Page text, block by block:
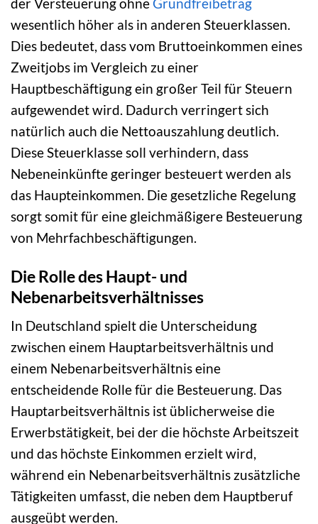
wesentlich höher als in anderen Steuerklassen.
Dies bedeutet, dass vom Bruttoeinkommen eines
Zweitjobs im Vergleich zu einer
Hauptbeschäftigung ein großer Teil für Steuern
aufgewendet wird. Dadurch verringert sich
natürlich auch die Nettoauszahlung deutlich.
Diese Steuerklasse soll verhindern, dass
Nebeneinkünfte geringer besteuert werden als
das Haupteinkommen. Die gesetzliche Regelung
sorgt somit für eine gleichmäßigere Besteuerung
von Mehrfachbeschäftigungen.
Die Rolle des Haupt- und
Nebenarbeitsverhältnisses
In Deutschland spielt die Unterscheidung
zwischen einem Hauptarbeitsverhältnis und
einem Nebenarbeitsverhältnis eine
entscheidende Rolle für die Besteuerung. Das
Hauptarbeitsverhältnis ist üblicherweise die
Erwerbstätigkeit, bei der die höchste Arbeitszeit
und das höchste Einkommen erzielt wird,
während ein Nebenarbeitsverhältnis zusätzliche
Tätigkeiten umfasst, die neben dem Hauptberuf
ausgeübt werden.